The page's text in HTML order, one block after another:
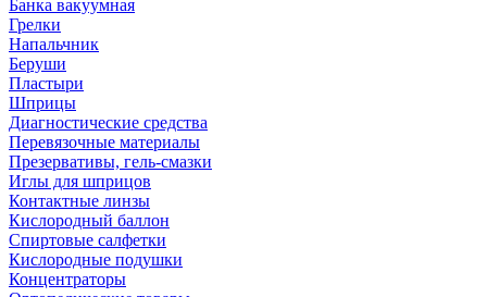
Банка вакуумная
Грелки
Напальчник
Беруши
Пластыри
Шприцы
Диагностические средства
Перевязочные материалы
Презервативы, гель-смазки
Иглы для шприцов
Контактные линзы
Кислородный баллон
Спиртовые салфетки
Кислородные подушки
Концентраторы